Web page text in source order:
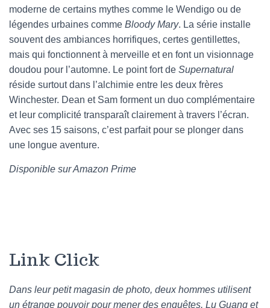
moderne de certains mythes comme le Wendigo ou de
légendes urbaines comme Bloody Mary. La série installe
souvent des ambiances horrifiques, certes gentillettes,
mais qui fonctionnent à merveille et en font un visionnage
doudou pour l’automne. Le point fort de Supernatural
réside surtout dans l’alchimie entre les deux frères
Winchester. Dean et Sam forment un duo complémentaire
et leur complicité transparaît clairement à travers l’écran.
Avec ses 15 saisons, c’est parfait pour se plonger dans
une longue aventure.
Disponible sur Amazon Prime
Link Click
Dans leur petit magasin de photo, deux hommes utilisent
un étrange pouvoir pour mener des enquêtes. Lu Guang et